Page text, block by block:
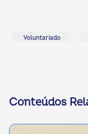
Voluntariado
Conteúdos